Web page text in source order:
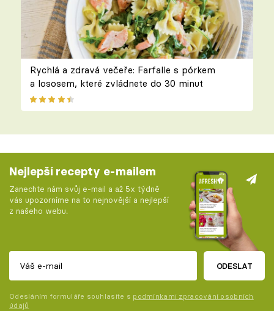
Rychlá a zdravá večeře: Farfalle s pórkem
a lososem, které zvládnete do 30 minut
Nejlepší recepty e-mailem
Zanechte nám svůj e-mail a až 5x týdně
vás upozorníme na to nejnovější a nejlepší
z našeho webu.
ODESLAT
Odesláním formuláře souhlasíte s podmínkami zpracování osobních
údajů